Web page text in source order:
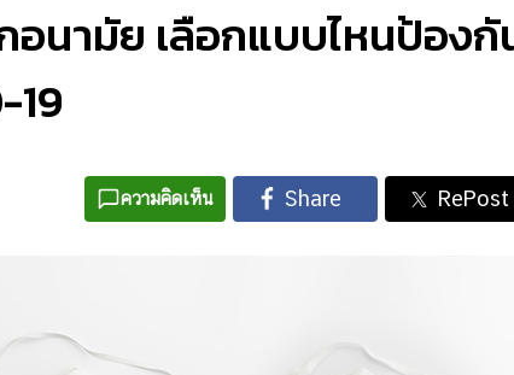
นามัย เลือกแบบไหนป้องกั
19
ความคิดเห็น